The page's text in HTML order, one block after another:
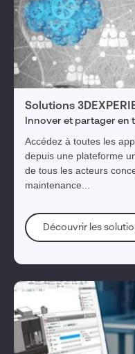
Solutions
Innover et partager en
Accédez à toutes les
depuis une plateforme
de tous les acteurs
maintenance...
Découvrir les